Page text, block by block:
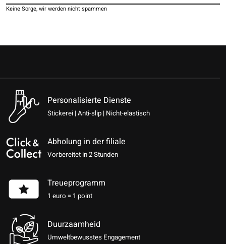
Keine Sorge, wir werden nicht spammen
Personalisierte Dienste
Stickerei | Anti-slip | Nicht-elastisch
Abholung in der filiale
Vorbereitet in 2 Stunden
Treueprogramm
1 euro = 1 point
Duurzaamheid
Umweltbewusstes Engagement